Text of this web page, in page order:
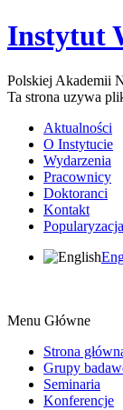
Instytut
Polskiej Akademii
Ta strona uzywa
Aktualności
O Instytucie
Wydarzenia
Pracownicy
Doktoranci
Kontakt
Popularyzacja
Menu Główne
Strona
Grupy
Seminaria
Konferencje